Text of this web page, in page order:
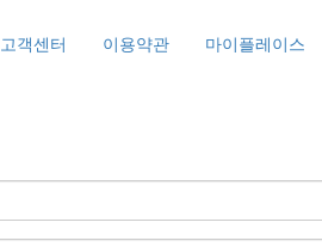
고객센터 이용약관 마이플레이스